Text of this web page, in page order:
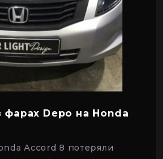
фарах Depo на Honda
Accord 8 потеряли